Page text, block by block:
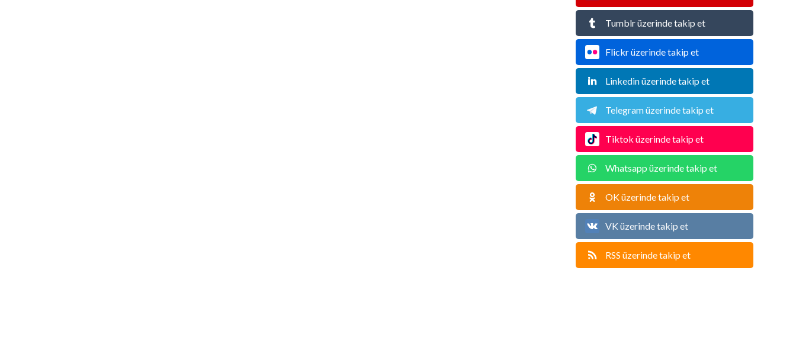
Tumblr üzerinde takip et
Flickr üzerinde takip et
Linkedin üzerinde takip et
Telegram üzerinde takip et
Tiktok üzerinde takip et
Whatsapp üzerinde takip et
OK üzerinde takip et
VK üzerinde takip et
RSS üzerinde takip et